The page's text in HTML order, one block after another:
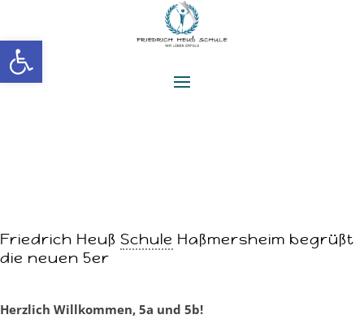
Werkzeugleiste öffnen
Friedrich Heuß Schule Haßmersheim begrüßt
die neuen 5er
Herzlich Willkommen, 5a und 5b!